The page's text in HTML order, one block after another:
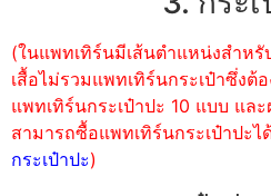
(ในแพทเทิร์นมีเส้นตำแหน่งสำหรั
เสื้อไม่รวมแพทเทิร์นกระเป๋าซึ่งต้
แพทเทิร์นกระเป๋าปะ 10 แบบ แล
สามารถซื้อแพทเทิร์นกระเป๋าปะไ
กระเป๋าปะ)